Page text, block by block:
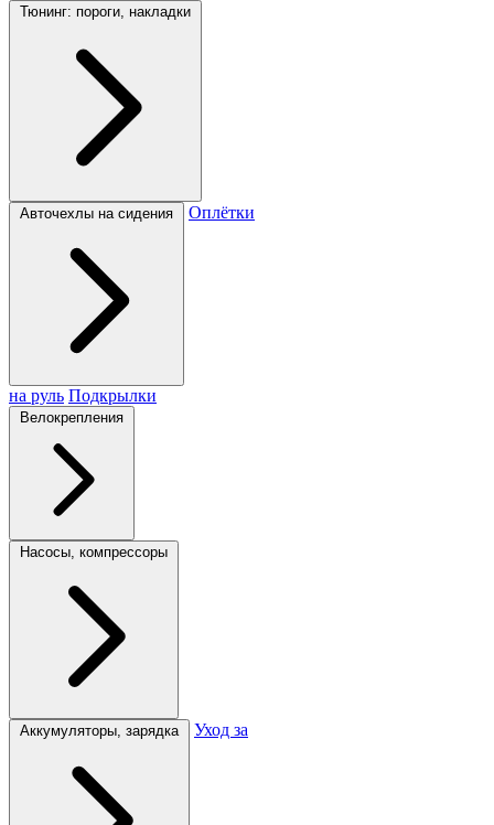
Тюнинг: пороги, накладки
Авточехлы на сидения Оплётки
на руль Подкрылки
Велокрепления
Насосы, компрессоры
Аккумуляторы, зарядка Уход за